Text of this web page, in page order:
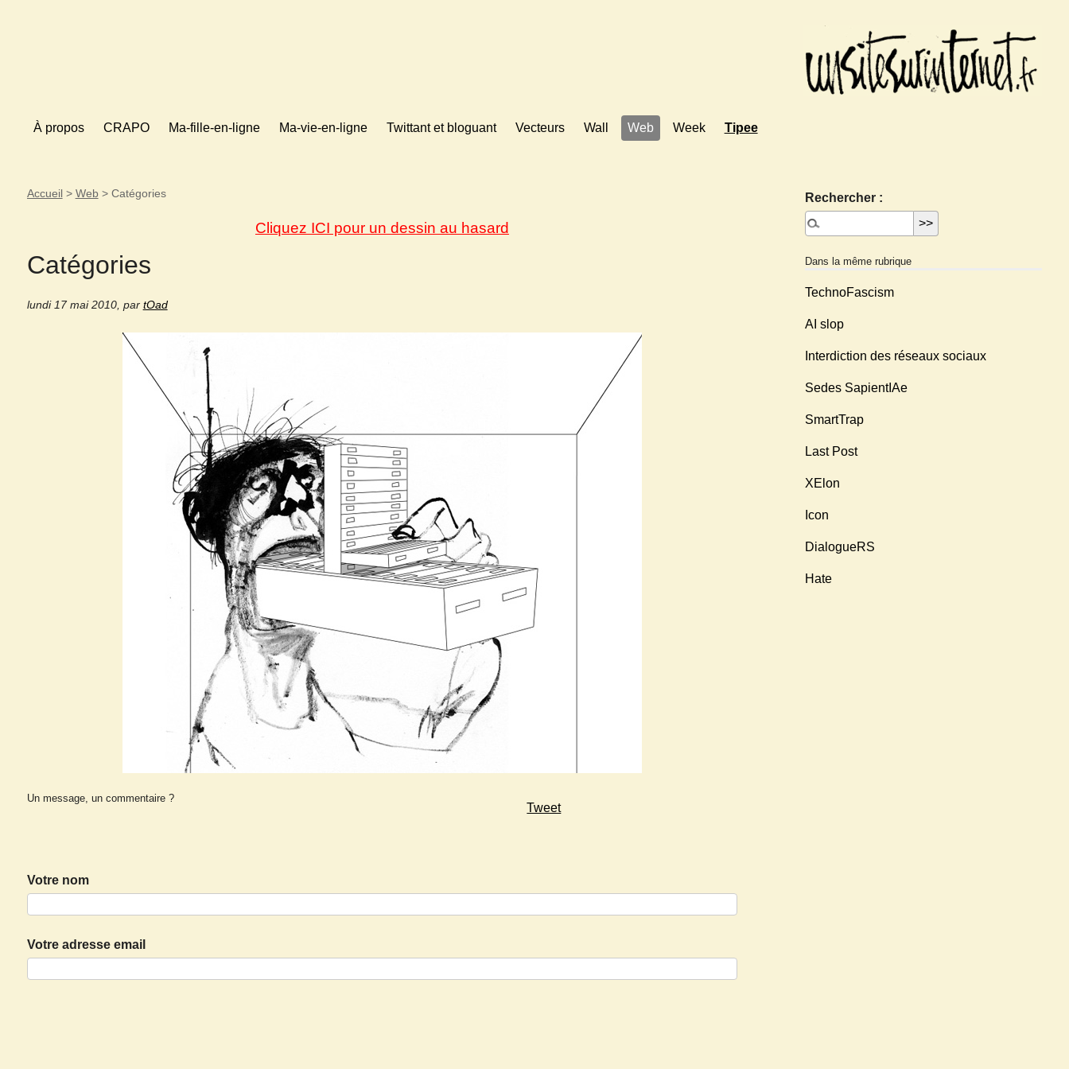
À propos CRAPO Ma-fille-en-ligne Ma-vie-en-ligne Twittant et bloguant Vecteurs Wall Web Week Tipee
Accueil> Web> Catégories
Cliquez ICI pour un dessin au hasard
Catégories
lundi 17 mai 2010, par tOad
Tweet
Un message, un commentaire ?
Votre nom
Votre adresse email
Rechercher :
Dans la même rubrique
TechnoFascism
AI slop
Interdiction des réseaux sociaux
Sedes SapientIAe
SmartTrap
Last Post
XElon
Icon
DialogueRS
Hate